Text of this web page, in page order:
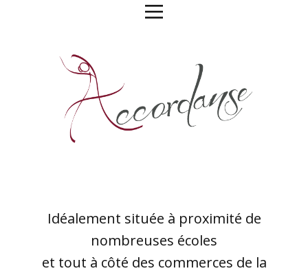
Idéalement située à proximité de
nombreuses écoles
et tout à côté des commerces de la